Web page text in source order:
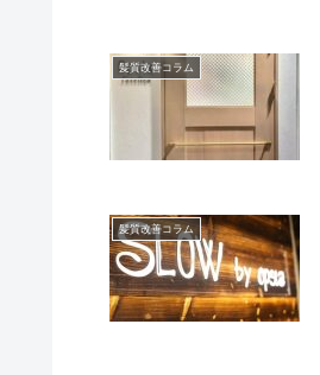
髪質改善コラム
髪質改善コラム